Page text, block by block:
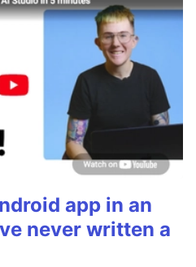
app in an
never written a